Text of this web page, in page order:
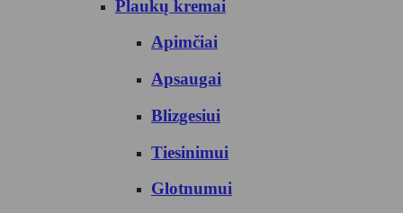
Plaukų kremai
Apimčiai
Apsaugai
Blizgesiui
Tiesinimui
Glotnumui